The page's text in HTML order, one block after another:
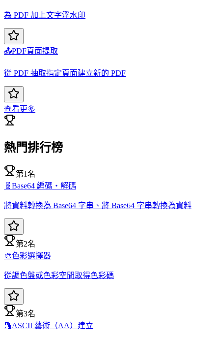
為 PDF 加上文字浮水印
📤PDF頁面提取
從 PDF 抽取指定頁面建立新的 PDF
查看更多
熱門排行榜
第1名
🧬 Base64 編碼・解碼
將資料轉換為 Base64 字串、將 Base64 字串轉換為資料
第2名
🎨色彩選擇器
從調色盤或色彩空間取得色彩碼
第3名
🔡ASCII 藝術（AA）建立